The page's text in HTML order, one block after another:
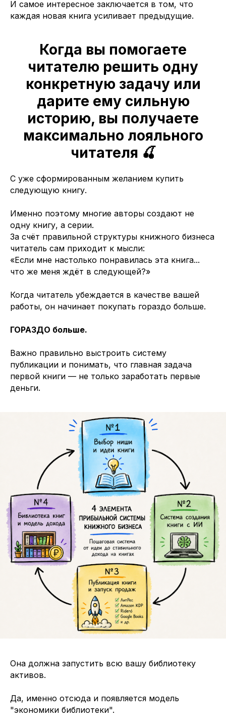
И самое интересное заключается в том, что
каждая новая книга усиливает предыдущие.
Когда вы помогаете
читателю решить одну
конкретную задачу или
дарите ему сильную
историю, вы получаете
максимально лояльного
читателя 🍒
С уже сформированным желанием купить
следующую книгу.
Именно поэтому многие авторы создают не
одну книгу, а серии.
За счёт правильной структуры книжного бизнеса
читатель сам приходит к мысли:
«Если мне настолько понравилась эта книга...
что же меня ждёт в следующей?»
Когда читатель убеждается в качестве вашей
работы, он начинает покупать гораздо больше.
ГОРАЗДО больше.
Важно правильно выстроить систему
публикации и понимать, что главная задача
первой книги — не только заработать первые
деньги.
Она должна запустить всю вашу библиотеку
активов.
Да, именно отсюда и появляется модель
"экономики библиотеки".